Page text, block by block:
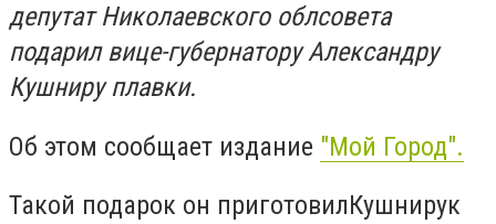
депутат Николаевского облсовета
подарил вице-губернатору Александру
Кушниру плавки.
Об этом сообщает издание "Мой Город".
Такой подарок он приготовилКушнирук